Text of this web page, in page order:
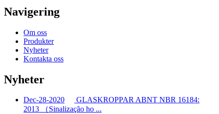
Navigering
Om oss
Produkter
Nyheter
Kontakta oss
Nyheter
Dec-28-2020
GLASKROPPAR ABNT NBR 16184:
2013 （Sinalização ho ...